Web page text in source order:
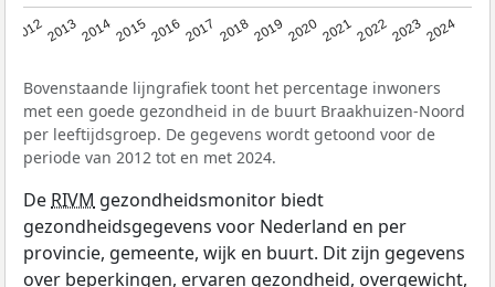
201220132014201520162017 20182019 20202021202220232024
Bovenstaande lijngrafiek toont het percentage inwoners
met een goede gezondheid in de buurt Braakhuizen-Noord
per leeftijdsgroep. De gegevens wordt getoond voor de
periode van 2012 tot en met 2024.
De RIVM gezondheidsmonitor biedt
gezondheidsgegevens voor Nederland en per
provincie, gemeente, wijk en buurt. Dit zijn gegevens
over beperkingen, ervaren gezondheid, overgewicht,